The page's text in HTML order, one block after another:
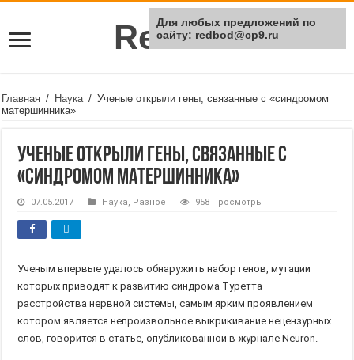
Rei Red
Главная / Наука / Ученые открыли гены, связанные с «синдромом
матершинника»
Ученые открыли гены, связанные с
«синдромом матершинника»
07.05.2017 Наука, Разное 958 Просмотры
Ученым впервые удалось обнаружить набор генов, мутации
которых приводят к развитию синдрома Туретта –
расстройства нервной системы, самым ярким проявлением
котором является непроизвольное выкрикивание нецензурных
слов, говорится в статье, опубликованной в журнале Neuron.
Для любых предложений по
сайту: redbod@cp9.ru